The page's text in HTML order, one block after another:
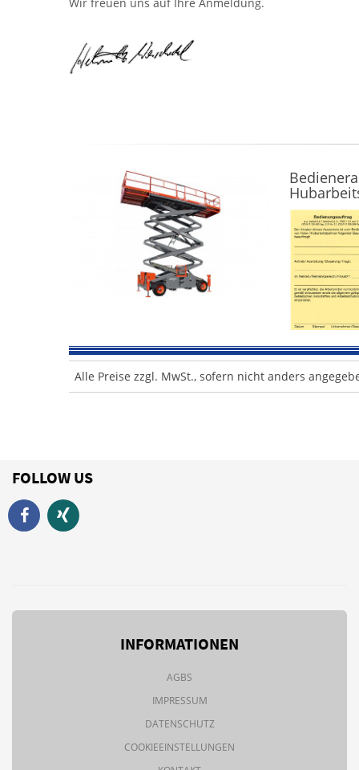
Alle Preise zzgl. MwSt., sofern nicht anders
FOLLOW US
INFORMATIONEN
AGBS
IMPRESSUM
DATENSCHUTZ
COOKIEEINSTELLUNGEN